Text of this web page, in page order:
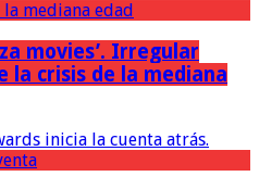
movies’. Irregular
la crisis de la mediana